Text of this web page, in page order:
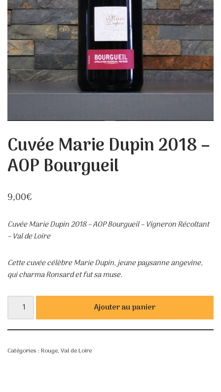
Cuvée Marie Dupin 2018 –
AOP Bourgueil
9,00€
Cuvée Marie Dupin 2018 – AOP Bourgueil – Vigneron Récoltant
– Val de Loire
Cette cuvée célèbre Marie Dupin, jeune paysanne angevine,
qui charma Ronsard et fut sa muse.
Ajouter au panier
Catégories : Rouge, Val de Loire